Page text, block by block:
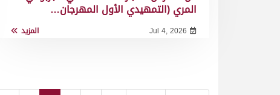
المري (التمهيدي الأول المهرجان…
Jul 4, 2026 المزيد